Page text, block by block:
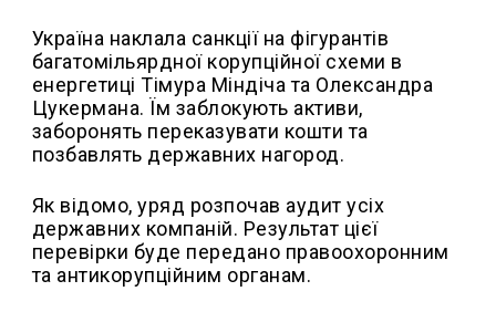
Україна наклала санкції на фігурантів
багатомільярдної корупційної схеми в
енергетиці Тімура Міндіча та Олександра
Цукермана. Їм заблокують активи,
заборонять переказувати кошти та
позбавлять державних нагород.
Як відомо, уряд розпочав аудит усіх
державних компаній. Результат цієї
перевірки буде передано правоохоронним
та антикорупційним органам.